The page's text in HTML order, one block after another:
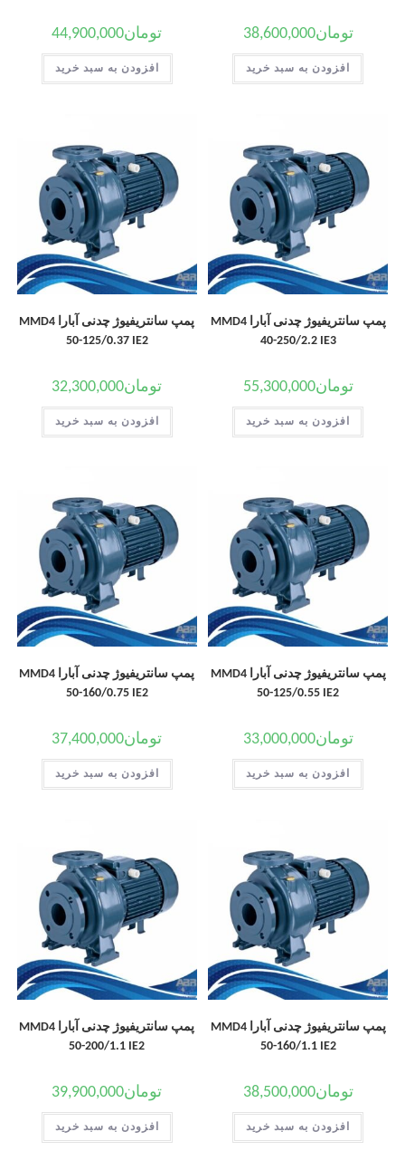
تومان38,600,000
افزودن به سبد خرید
تومان44,900,000
افزودن به سبد خرید
پمپ سانتریفیوژ چدنی آبارا MMD4
40-250/2.2 IE3
تومان55,300,000
افزودن به سبد خرید
پمپ سانتریفیوژ چدنی آبارا MMD4
50-125/0.37 IE2
تومان32,300,000
افزودن به سبد خرید
پمپ سانتریفیوژ چدنی آبارا MMD4
50-125/0.55 IE2
تومان33,000,000
افزودن به سبد خرید
پمپ سانتریفیوژ چدنی آبارا MMD4
50-160/0.75 IE2
تومان37,400,000
افزودن به سبد خرید
پمپ سانتریفیوژ چدنی آبارا MMD4
50-160/1.1 IE2
تومان38,500,000
افزودن به سبد خرید
پمپ سانتریفیوژ چدنی آبارا MMD4
50-200/1.1 IE2
تومان39,900,000
افزودن به سبد خرید